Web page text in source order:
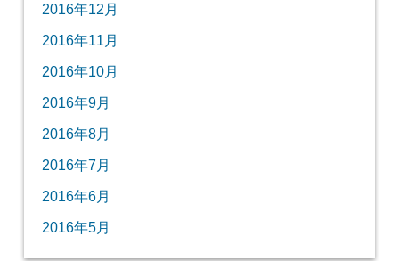
2016年12月
2016年11月
2016年10月
2016年9月
2016年8月
2016年7月
2016年6月
2016年5月